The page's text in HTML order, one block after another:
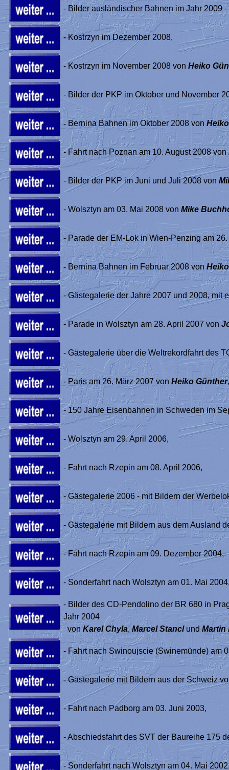
- Bilder ausländischer Bahnen im Jahr 2009 -
- Kostrzyn im Dezember 2008,
- Kostrzyn im November 2008 von Heiko
- Bilder der PKP im Oktober und November
- Bernina Bahnen im Oktober 2008 von
- Fahrt nach Poznan am 10. August 2008 von
- Bilder der PKP im Juni und Juli 2008 von
- Wolsztyn am 03. Mai 2008 von Mike
- Parade der EM-Lok in Wien-Penzing am
- Bernina Bahnen im Februar 2008 von
- Gästegalerie der Jahre 2007 und 2008, mit
- Parade in Wolsztyn am 28. April 2007 von
- Gästegalerie über die Weltrekordfahrt des
- Paris am 26. März 2007 von Heiko Günther,
- 150 Jahre Eisenbahnen in Schweden im
- Wolsztyn am 29. April 2006,
- Fahrt nach Rzepin am 08. April 2006,
- Gästegalerie 2006 - mit Bildern der
- Gästegalerie mit Bildern aus dem Ausland
- Fahrt nach Rzepin am 09. Dezember 2004,
- Sonderfahrt nach Wolsztyn am 01. Mai
- Bilder des CD-Pendolino der BR 680 in
Jahr 2004
vonKarel Chyla, Marcel Stanclund Martin
- Fahrt nach Swinoujscie (Swinemünde) am
- Gästegalerie mit Bildern aus der Schweiz
- Fahrt nach Padborg am 03. Juni 2003,
- Abschiedsfahrt des SVT der Baureihe 175
- Sonderfahrt nach Wolsztyn am 04. Mai